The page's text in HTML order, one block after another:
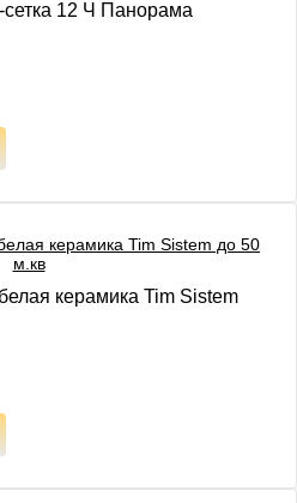
12 Ч Панорама
керамика Tim Sistem